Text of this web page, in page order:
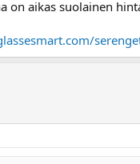
on aikas suolainen